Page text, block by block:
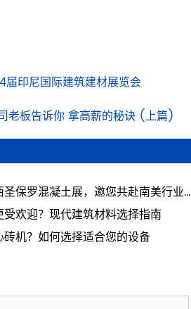
届印尼国际建筑建材展览会
老板告诉你 拿高薪的秘诀 (上篇)
保罗混凝土展，邀您共赴南美行业盛
欢迎？现代建筑材料选择指南
机？如何选择适合您的设备